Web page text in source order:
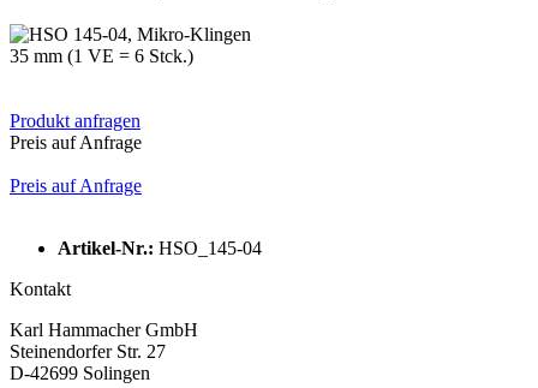
35 mm (1 VE = 6 Stck.)
Produkt anfragen
Preis auf Anfrage
Preis auf Anfrage
Artikel-Nr.: HSO_145-04
Kontakt
Karl Hammacher GmbH
Steinendorfer Str. 27
D-42699 Solingen